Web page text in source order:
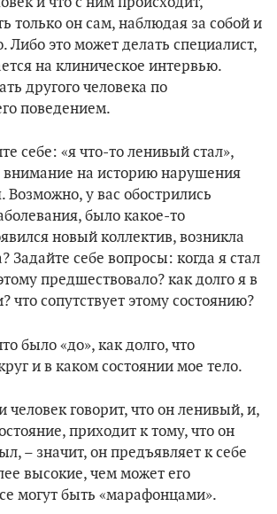
только он сам, наблюдая за собой и
Либо это может делать специалист,
на клиническое интервью.
другого человека по
поведением.
себе: «я что-то ленивый стал»,
внимание на историю нарушения
Возможно, у вас обострились
было какое-то
новый коллектив, возникла
Задайте себе вопросы: когда я стал
предшествовало? как долго я в
что сопутствует этому состоянию?
было «до», как долго, что
и в каком состоянии мое тело.
человек говорит, что он ленивый, и,
приходит к тому, что он
– значит, он предъявляет к себе
высокие, чем может его
могут быть «марафонцами».